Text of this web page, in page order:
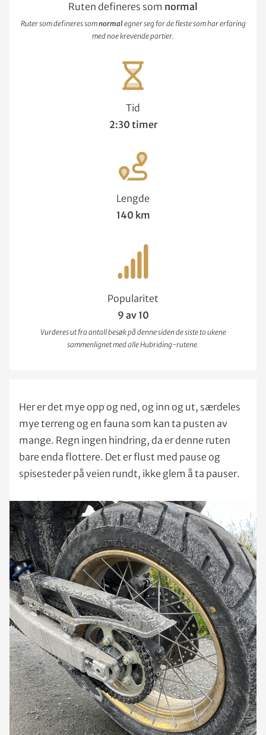
Ruten defineres som normal
Ruter som defineres somnormalegner seg for de fleste som har erfaring
med noe krevende partier.
Tid
2:30 timer
Lengde
140 km
Popularitet
9 av 10
Vurderes ut fra antall besøk på denne siden de siste to ukene
sammenlignet med alle Hubriding-rutene.
Her er det mye opp og ned, og inn og ut, særdeles
mye terreng og en fauna som kan ta pusten av
mange. Regn ingen hindring, da er denne ruten
bare enda flottere. Det er flust med pause og
spisesteder på veien rundt, ikke glem å ta pauser.